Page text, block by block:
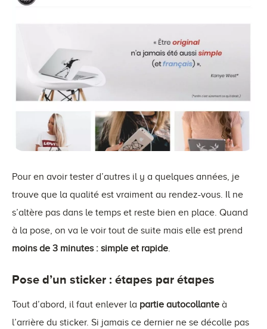
Pour en avoir tester d’autres il y a quelques années, je
trouve que la qualité est vraiment au rendez-vous. Il ne
s’altère pas dans le temps et reste bien en place. Quand
à la pose, on va le voir tout de suite mais elle est prend
moins de 3 minutes : simple et rapide.
Pose d’un sticker : étapes par étapes
Tout d’abord, il faut enlever la partie autocollante à
l’arrière du sticker. Si jamais ce dernier ne se décolle pas